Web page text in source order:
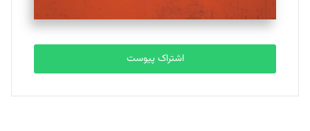
مصطفی مسجدی آرانی
تحریریه
بابک نقاش
تحریریه
اشتراک پیوست